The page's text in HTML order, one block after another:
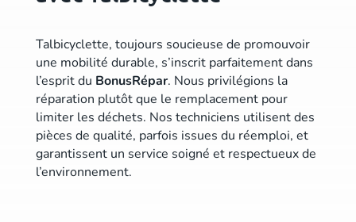
Talbicyclette, toujours soucieuse de promouvoir
une mobilité durable, s’inscrit parfaitement dans
l’esprit du BonusRépar. Nous privilégions la
réparation plutôt que le remplacement pour
limiter les déchets. Nos techniciens utilisent des
pièces de qualité, parfois issues du réemploi, et
garantissent un service soigné et respectueux de
l’environnement.